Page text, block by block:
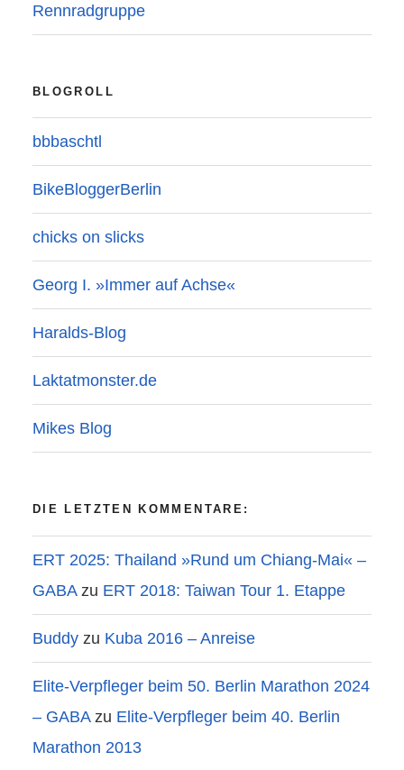
Rennradgruppe
BLOGROLL
bbbaschtl
BikeBloggerBerlin
chicks on slicks
Georg I. »Immer auf Achse«
Haralds-Blog
Laktatmonster.de
Mikes Blog
DIE LETZTEN KOMMENTARE:
ERT 2025: Thailand »Rund um Chiang-Mai« –
GABAzu ERT 2018: Taiwan Tour 1. Etappe
Buddy zu Kuba 2016 – Anreise
Elite-Verpfleger beim 50. Berlin Marathon 2024
– GABAzu Elite-Verpfleger beim 40. Berlin
Marathon 2013